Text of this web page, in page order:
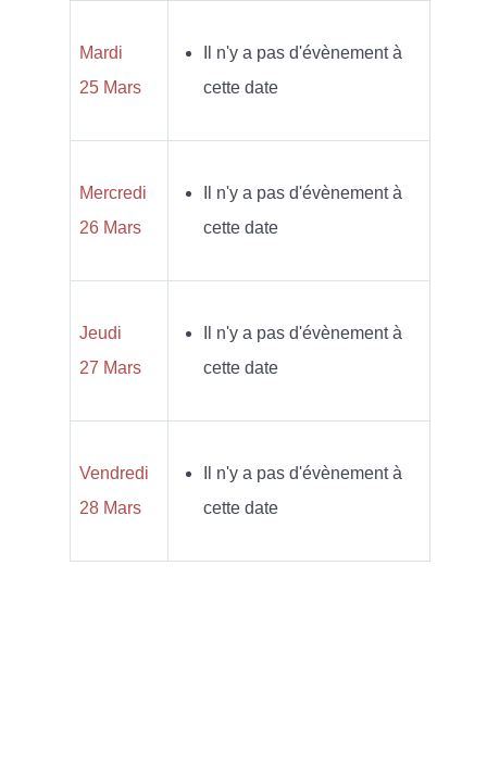
Mardi
25 Mars
Il n'y a pas d'évènement à
cette date
Mercredi
26 Mars
Il n'y a pas d'évènement à
cette date
Jeudi
27 Mars
Il n'y a pas d'évènement à
cette date
Vendredi
28 Mars
Il n'y a pas d'évènement à
cette date